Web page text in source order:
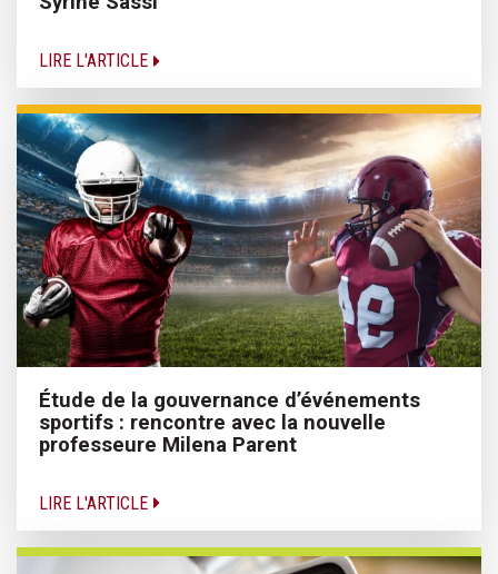
LIRE L'ARTICLE
Étude de la gouvernance d’événements
sportifs : rencontre avec la nouvelle
professeure Milena Parent
LIRE L'ARTICLE